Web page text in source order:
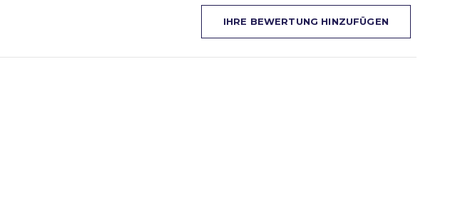
IHRE BEWERTUNG HINZUFÜGEN